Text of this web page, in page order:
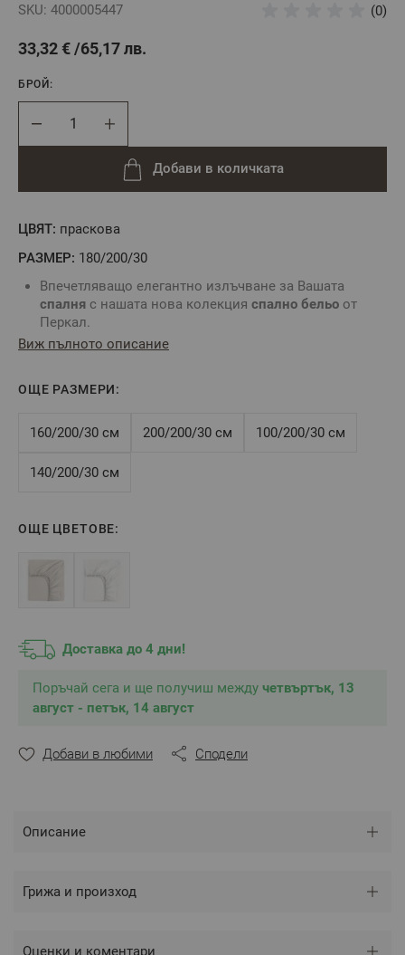
SKU: 4000005447 (0)
33,32 € 65,17 лв.
ЦВЯТ: праскова
РАЗМЕР: 180/200/30
Впечетляващо елегантно излъчване за Вашата
спалня с нашата нова колекция спално бельо от
Перкал.
Плътна и фино изтъкана тъкан с матов финиш.
Чаршафът с ластик
дължина. Ластикът осигурява неподвижност на
матрака.
За определяне на подходящ размер
е нужно да знаете точните размери на Вашия матрак:
дължина, ширина и височина.
Цвят:
Праскова пастел
Състав:Перкал 50% памук/50% бамбук
** Снимките са илюстративни и е възможно
разминаване в тоновете и цветовете според
настройките на използваното устройство.
Виж пълното описание
ОЩЕ РАЗМЕРИ:
160/200/30 см 200/200/30 см 100/200/30 см
140/200/30 см
ОЩЕ ЦВЕТОВЕ:
Доставка до 4 дни!
Поръчай сега и ще получиш между четвъртък, 13
август - петък, 14 август
БРОЙ:
Добави в количката
Добави в любими Сподели
Описание
Грижа и произход
Оценки и коментари